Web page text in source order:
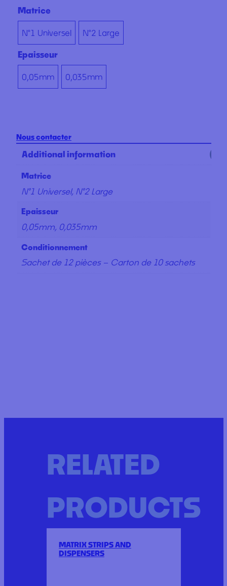
Matrice
N°1 Universel N°2 Large
Epaisseur
0,05mm 0,035mm
Nous contacter
Additional information
Matrice
N°1 Universel, N°2 Large
Epaisseur
0,05mm, 0,035mm
Conditionnement
Sachet de 12 pièces – Carton de 10 sachets
RELATED
PRODUCTS
MATRIX STRIPS AND
DISPENSERS